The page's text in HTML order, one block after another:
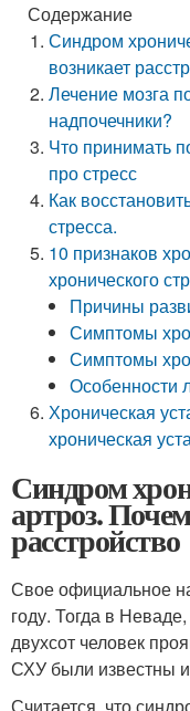
Содержание
Синдром
возникает
Лечение мозга
надпочечники?
Что принимать
про стресс
Как
стресса.
10 признаков
хронического
Причины
Симптомы
Симптомы
Особенности
Хроническая
хроническая
Синдром
артроз.
расстройство
Свое официальное
году. Тогда в
двухсот человек
СХУ были известны